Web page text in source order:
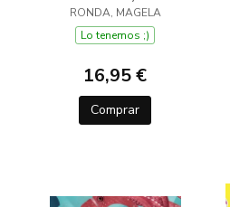
RONDA, MAGELA
Lo tenemos ;)
16,95 €
Comprar